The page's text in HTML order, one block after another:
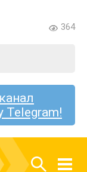
364
Telegram!